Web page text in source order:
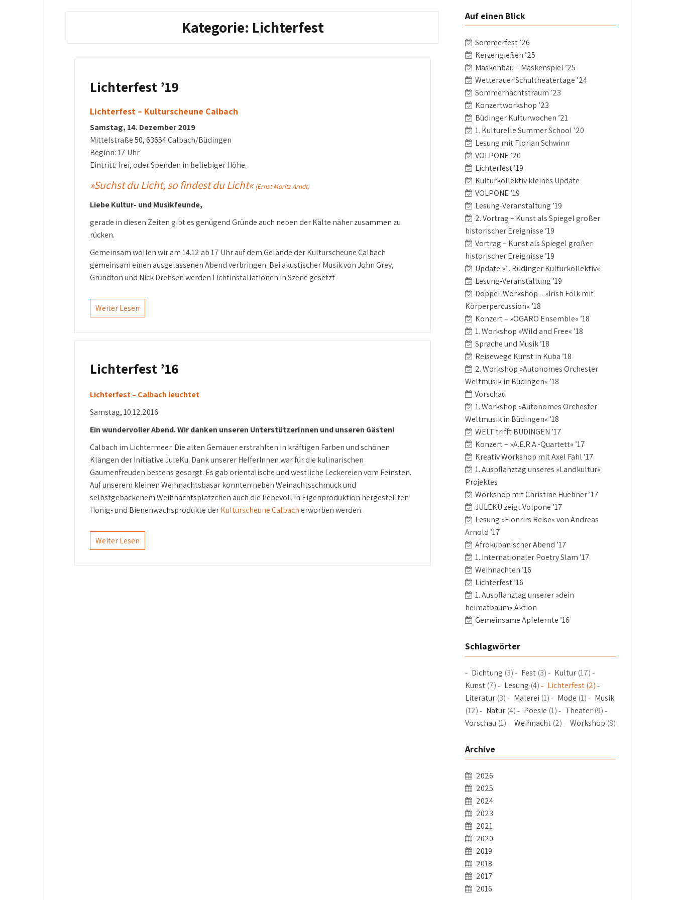
Kategorie: Lichterfest
Lichterfest ’19
Lichterfest – Kulturscheune Calbach
Samstag, 14. Dezember 2019
Mittelstraße 50, 63654 Calbach/Büdingen
Beginn: 17 Uhr
Eintritt: frei, oder Spenden in beliebiger Höhe.
»Suchst du Licht, so findest du Licht« (Ernst Moritz Arndt)
Liebe Kultur- und Musikfeunde,
gerade in diesen Zeiten gibt es genügend Gründe auch neben der Kälte näher zusammen zu
rücken.
Gemeinsam wollen wir am 14.12 ab 17 Uhr auf dem Gelände der Kulturscheune Calbach
gemeinsam einen ausgelassenen Abend verbringen. Bei akustischer Musik von John Grey,
Grundton und Nick Drehsen werden Lichtinstallationen in Szene gesetzt
Weiter Lesen
Lichterfest ’16
Lichterfest – Calbach leuchtet
Samstag, 10.12.2016
Ein wundervoller Abend. Wir danken unseren UnterstützerInnen und unseren Gästen!
Calbach im Lichtermeer. Die alten Gemäuer erstrahlten in kräftigen Farben und schönen
Klängen der Initiative JuleKu. Dank unserer HelferInnen war für die kulinarischen
Gaumenfreuden bestens gesorgt. Es gab orientalische und westliche Leckereien vom Feinsten.
Auf unserem kleinen Weihnachtsbasar konnten neben Weinachtsschmuck und
selbstgebackenem Weihnachtsplätzchen auch die liebevoll in Eigenproduktion hergestellten
Honig- und Bienenwachsprodukte derKulturscheune Calbacherworben werden.
Weiter Lesen
Auf einen Blick
Sommerfest ’26
Kerzengießen ’25
Maskenbau – Maskenspiel ’25
Wetterauer Schultheatertage ’24
Sommernachtstraum ’23
Konzertworkshop ’23
Büdinger Kulturwochen ’21
1. Kulturelle Summer School ’20
Lesung mit Florian Schwinn
VOLPONE ’20
Lichterfest ’19
Kulturkollektiv kleines Update
VOLPONE ’19
Lesung-Veranstaltung ’19
2. Vortrag – Kunst als Spiegel großer
historischer Ereignisse ’19
Vortrag – Kunst als Spiegel großer
historischer Ereignisse ’19
Update »1. Büdinger Kulturkollektiv«
Lesung-Veranstaltung ’19
Doppel-Workshop – »Irish Folk mit
Körperpercussion« ’18
Konzert – »OGARO Ensemble« ’18
1. Workshop »Wild and Free« ’18
Sprache und Musik ’18
Reisewege Kunst in Kuba ’18
2. Workshop »Autonomes Orchester
Weltmusik in Büdingen« ’18
Vorschau
1. Workshop »Autonomes Orchester
Weltmusik in Büdingen« ’18
WELT trifft BÜDINGEN ’17
Konzert – »A.E.R.A.-Quartett« ’17
Kreativ Workshop mit Axel Fahl ’17
1. Auspflanztag unseres »Landkultur«
Projektes
Workshop mit Christine Huebner ’17
JULEKU zeigt Volpone ’17
Lesung »Fionrirs Reise« von Andreas
Arnold ’17
Afrokubanischer Abend ’17
1. Internationaler Poetry Slam ’17
Weihnachten ’16
Lichterfest ’16
1. Auspflanztag unserer »dein
heimatbaum« Aktion
Gemeinsame Apfelernte ’16
Schlagwörter
Dichtung (3) Fest(3) Kultur(17)
Kunst(7) Lesung (4) Lichterfest(2)
Literatur(3) Malerei (1) Mode (1)
Musik
(12)
Natur(4) Poesie (1) Theater(9)
Vorschau (1) Weihnacht(2) Workshop (8)
Archive
2026
2025
2024
2023
2021
2020
2019
2018
2017
2016